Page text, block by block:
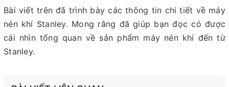
Bài viết trên đã trình bày các thông tin chi tiết về máy
nén khí Stanley. Mong rằng đã giúp bạn đọc có được
cái nhìn tổng quan về sản phẩm máy nén khí đến từ
Stanley.